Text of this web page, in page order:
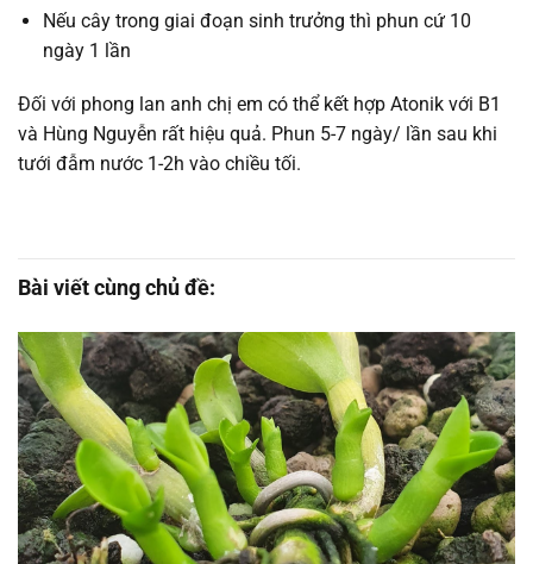
Nếu cây trong giai đoạn sinh trưởng thì phun cứ 10
ngày 1 lần
Đối với phong lan anh chị em có thể kết hợp Atonik với B1
và Hùng Nguyễn rất hiệu quả. Phun 5-7 ngày/ lần sau khi
tưới đẫm nước 1-2h vào chiều tối.
Bài viết cùng chủ đề: